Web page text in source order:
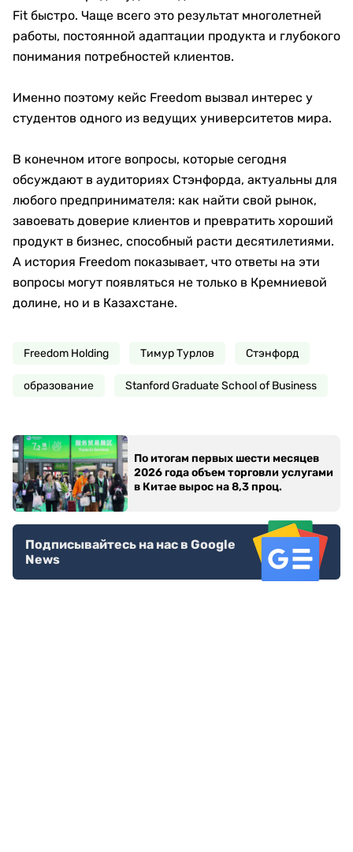
Fit быстро. Чаще всего это результат многолетней
работы, постоянной адаптации продукта и глубокого
понимания потребностей клиентов.
Именно поэтому кейс Freedom вызвал интерес у
студентов одного из ведущих университетов мира.
В конечном итоге вопросы, которые сегодня
обсуждают в аудиториях Стэнфорда, актуальны для
любого предпринимателя: как найти свой рынок,
завоевать доверие клиентов и превратить хороший
продукт в бизнес, способный расти десятилетиями.
А история Freedom показывает, что ответы на эти
вопросы могут появляться не только в Кремниевой
долине, но и в Казахстане.
Freedom Holding Тимур Турлов Стэнфорд
образование Stanford Graduate School of Business
По итогам первых шести месяцев
2026 года объем торговли услугами
в Китае вырос на 8,3 проц.
Подписывайтесь на нас в Google
News